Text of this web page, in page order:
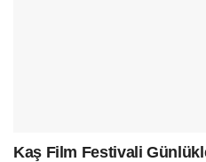
Kaş Film Festivali